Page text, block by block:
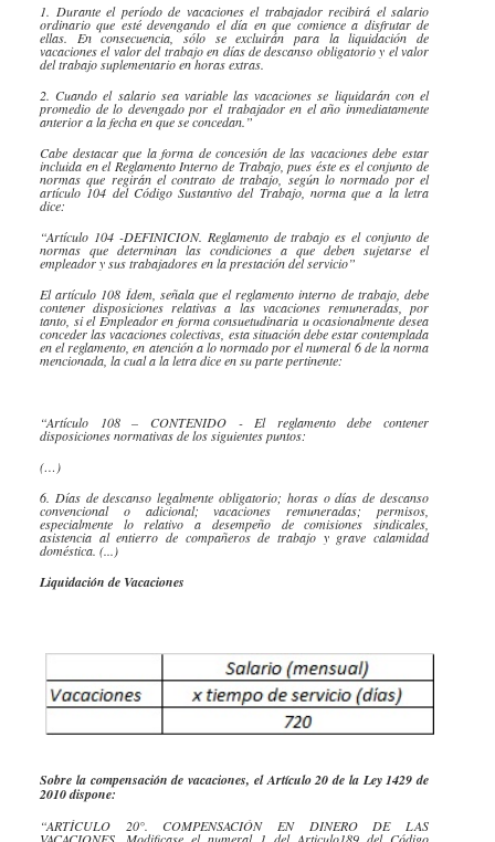
1. Durante el período de vacaciones el trabajador recibirá el salario
ordinario que esté devengando el día en que comience a disfrutar de
ellas. En consecuencia, sólo se excluirán para la liquidación de
vacaciones el valor del trabajo en días de descanso obligatorio y el valor
del trabajo suplementario en horas extras.
2. Cuando el salario sea variable las vacaciones se liquidarán con el
promedio de lo devengado por el trabajador en el año inmediatamente
anterior a la fecha en que se concedan.”
​Cabe destacar que la forma de concesión de las vacaciones debe estar
incluida en el Reglamento Interno de Trabajo, pues éste es el conjunto de
normas que regirán el contrato de trabajo, según lo normado por el
artículo 104 del Código Sustantivo del Trabajo, norma que a la letra
dice:
“Artículo 104 -DEFINICION. Reglamento de trabajo es el conjunto de
normas que determinan las condiciones a que deben sujetarse el
empleador y sus trabajadores en la prestación del servicio”
El artículo 108 Ídem, señala que el reglamento interno de trabajo, debe
contener disposiciones relativas a las vacaciones remuneradas, por
tanto, si el Empleador en forma consuetudinaria u ocasionalmente desea
conceder las vacaciones colectivas, esta situación debe estar contemplada
en el reglamento, en atención a lo normado por el numeral 6 de la norma
mencionada, la cual a la letra dice en su parte pertinente:
“Artículo 108 – CONTENIDO - El reglamento debe contener
disposiciones normativas de los siguientes puntos:
(…)
​6. ​Días de descanso legalmente obligatorio; horas o días de descanso
convencional o adicional; vacaciones remuneradas; permisos,
especialmente lo relativo a desempeño de comisiones sindicales,
asistencia al entierro de compañeros de trabajo y grave calamidad
doméstica. (...)
Liquidación de Vacaciones
​​Sobre la compensación de vacaciones, el Artículo 20 de la Ley 1429 de
2010 dispone:
“ARTÌCULO 20°. COMPENSACIÓN EN DINERO DE LAS